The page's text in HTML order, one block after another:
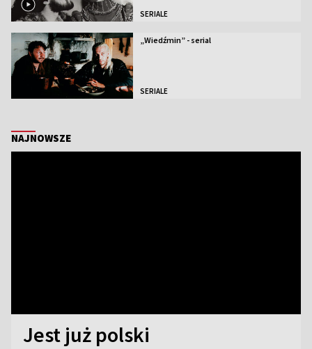
SERIALE
„Wiedźmin” - serial
SERIALE
NAJNOWSZE
Jest już polski